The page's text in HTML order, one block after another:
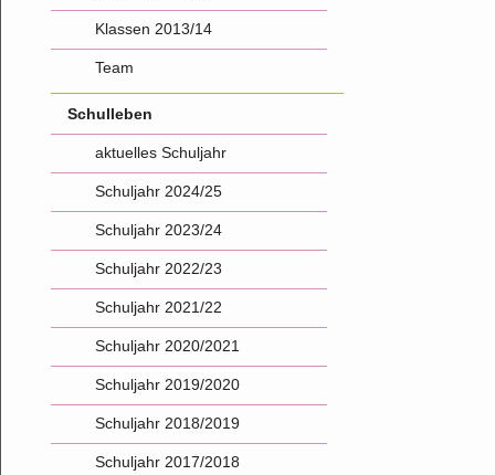
Klassen 2013/14
Team
Schulleben
aktuelles Schuljahr
Schuljahr 2024/25
Schuljahr 2023/24
Schuljahr 2022/23
Schuljahr 2021/22
Schuljahr 2020/2021
Schuljahr 2019/2020
Schuljahr 2018/2019
Schuljahr 2017/2018